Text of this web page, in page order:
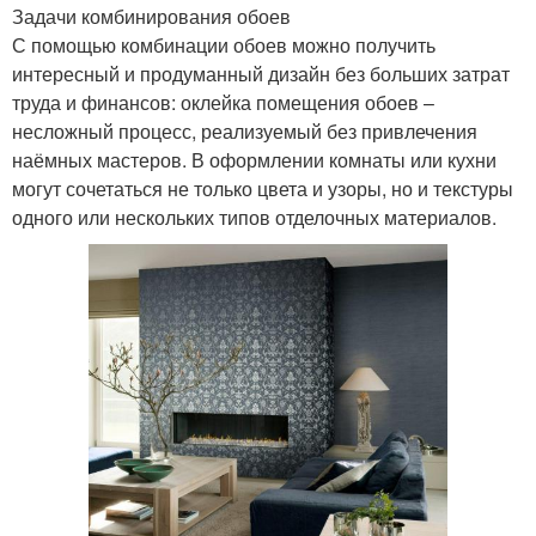
Задачи комбинирования обоев
С помощью комбинации обоев можно получить
интересный и продуманный дизайн без больших затрат
труда и финансов: оклейка помещения обоев –
несложный процесс, реализуемый без привлечения
наёмных мастеров. В оформлении комнаты или кухни
могут сочетаться не только цвета и узоры, но и текстуры
одного или нескольких типов отделочных материалов.